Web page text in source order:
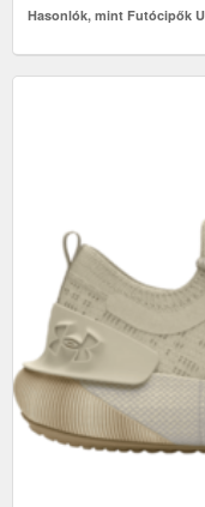
Hasonlók, mint Futócipők